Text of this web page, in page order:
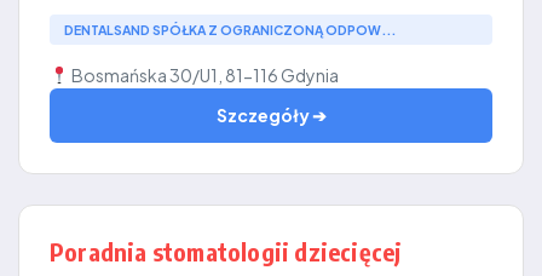
DENTALSAND SPÓŁKA Z OGRANICZONĄ ODPOW...
Bosmańska 30/U1, 81-116 Gdynia
Szczegóły ➔
Poradnia stomatologii dziecięcej